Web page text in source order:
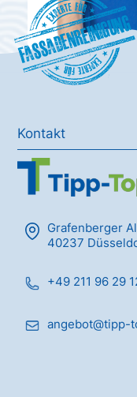
Fassadenreinigung
Kontakt
Grafenberger
40237
+49 211 96 29
angebot@tipp-